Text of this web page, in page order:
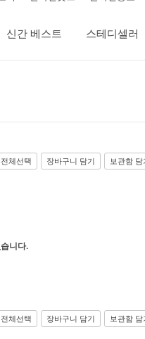
신간 베스트 스테디셀러
전체선택 장바구니 담기 보관함 담
니다.
전체선택 장바구니 담기 보관함 담